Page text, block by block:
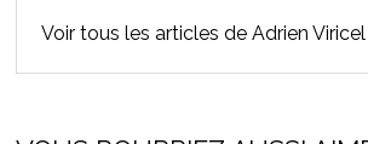
Voir tous les articles de Adrien